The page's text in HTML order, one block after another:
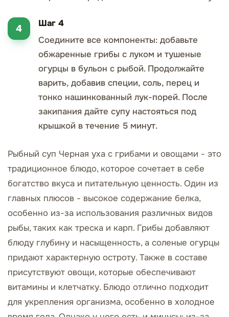
Шаг 4
Соедините все компоненты: добавьте
обжаренные грибы с луком и тушеные
огурцы в бульон с рыбой. Продолжайте
варить, добавив специи, соль, перец и
тонко нашинкованный лук-порей. После
закипания дайте супу настояться под
крышкой в течение 5 минут.
Рыбный суп Черная уха с грибами и овощами - это
традиционное блюдо, которое сочетает в себе
богатство вкуса и питательную ценность. Один из
главных плюсов - высокое содержание белка,
особенно из-за использования различных видов
рыбы, таких как треска и карп. Грибы добавляют
блюду глубину и насыщенность, а соленые огурцы
придают характерную остроту. Также в составе
присутствуют овощи, которые обеспечивают
витамины и клетчатку. Блюдо отлично подходит
для укрепления организма, особенно в холодное